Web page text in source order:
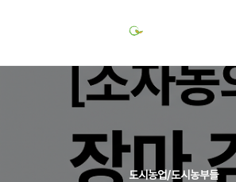
도시농업/도시농부들